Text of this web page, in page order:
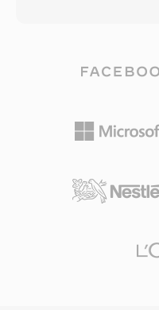
ィアンとリトルエ
さなく移動できま
し、最新形式への
ンジニアは、編集
め、AIFFを頻繁に
つは、世代劣化が
ません。もう一つ
ブの作業形式とし